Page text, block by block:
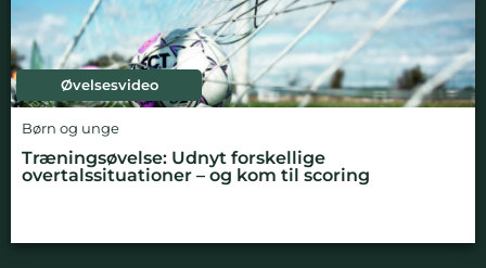
Øvelsesvideo
Børn og unge
Træningsøvelse: Udnyt forskellige
overtalssituationer – og kom til scoring